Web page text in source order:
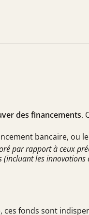
des financements.
bancaire, ou
par rapport à ceux
(incluant les innovations
ces fonds sont